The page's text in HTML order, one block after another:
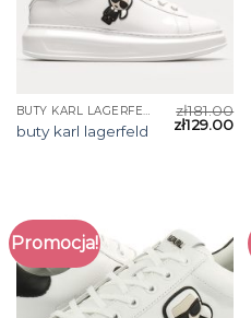
BUTY KARL LAGERFELD
buty karl lagerfeld
zł181.00
zł129.00
Promocja!